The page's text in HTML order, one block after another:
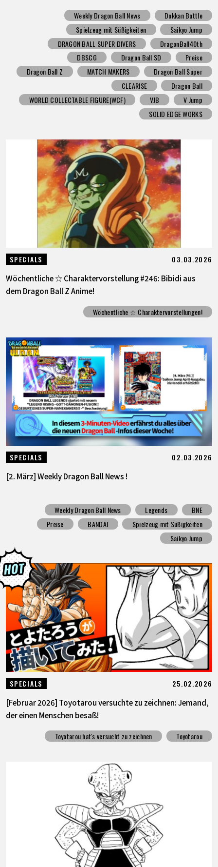
Weekly Dragon Ball News
Dokkan Battle
Spielzeug mit Süßigkeiten
Saikyo Jump
DRAGON BALL SUPER DIVERS
DragonBall40th
DBSCG
Dragon Ball SD
Preise
Dragon Ball Z
MATCH MAKERS
Dragon Ball Super
CLEARISE
Dragon Ball
WORLD COLLECTABLE FIGURE(WCF)
VJB
V Jump
SOLID EDGE WORKS
SPECIALS 03.03.2026
Wöchentliche ☆ Charaktervorstellung #246: Bibidi aus
dem Dragon Ball Z Anime!
Wöchentliche ☆ Charaktervorstellungen!
SPECIALS 02.03.2026
[2. März] Weekly Dragon Ball News !
Weekly Dragon Ball News Legends
BNE
Preise
BANDAI
Spielzeug mit Süßigkeiten
Saikyo Jump
SPECIALS 25.02.2026
[Februar 2026] Toyotarou versuchte zu zeichnen: Jemand,
der einen Menschen besaß!
Toyotarou hat's versucht zu zeichnen Toyotarou